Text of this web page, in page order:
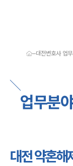
서울·대전변호사
대전형사전문변호사
대전이혼전문변호사
대전학교폭력변호사
대전변호사 주요 업
대전 분사무소 오시
대전변호사 업
업무분
대전 약혼해